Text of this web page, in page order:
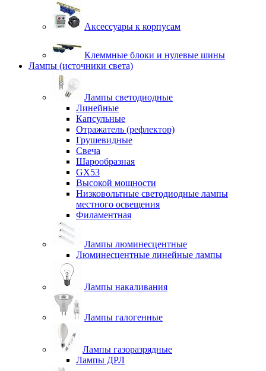
Аксессуары к корпусам
Клеммные блоки и нулевые шины
Лампы (источники света)
Лампы светодиодные
Линейные
Капсульные
Отражатель (рефлектор)
Грушевидные
Свеча
Шарообразная
GX53
Высокой мощности
Низковольтные светодиодные лампы
местного освещения
Филаментная
Лампы люминесцентные
Люминесцентные линейные лампы
Лампы накаливания
Лампы галогенные
Лампы газоразрядные
Лампы ДРЛ